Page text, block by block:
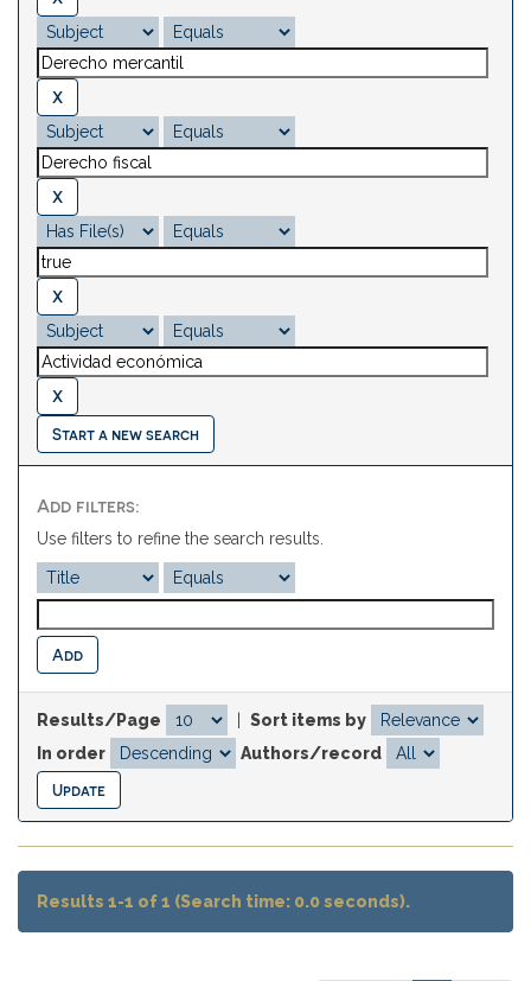
Start a new search
Add filters:
Use filters to refine the search results.
Results/Page
Sort items by
In order
Authors/record
Results 1-1 of 1 (Search time: 0.0 seconds).